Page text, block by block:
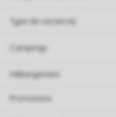
Type de vacances
Campings
Hébergement
Promotions